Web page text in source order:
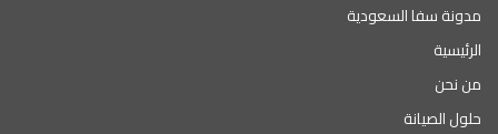
مدونة سفا السعودية
الرئيسية
من نحن
حلول الصيانة